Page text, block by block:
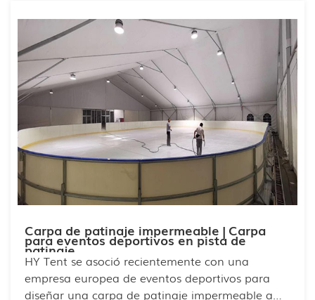
ideal para bodas, con un diseño elegante, tela
impermeable duradera y estructura de acero
para mayor estabilidad. Totalmente
personalizable en tamaño, color y marca,
garantiza la perfecta adaptación para eventos
especiales.
Carpa de patinaje impermeable | Carpa
para eventos deportivos en pista de
patinaje
HY Tent se asoció recientemente con una
empresa europea de eventos deportivos para
diseñar una carpa de patinaje impermeable a